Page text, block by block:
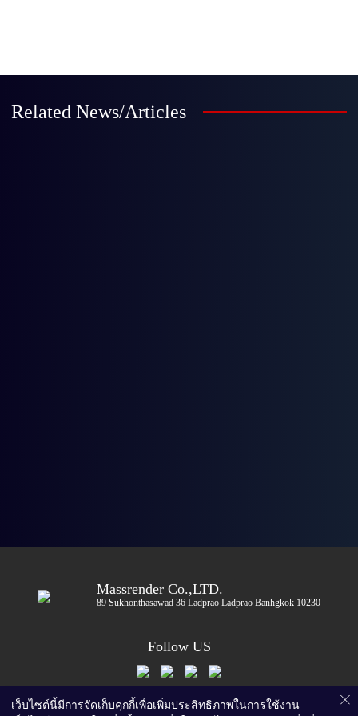
Related News/Articles
Massrender Co.,LTD.
89 Sukhonthasawad 36 Ladprao Ladprao Banhgkok 10230
Follow US
เว็บไซต์นี้มีการจัดเก็บคุกกี้เพื่อเพิ่มประสิทธิภาพในการใช้งาน